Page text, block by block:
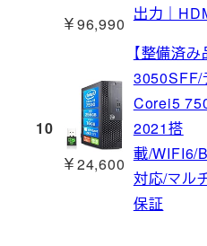
￥96,990
出力｜
10
￥24,600
【整備済
3050SFF/
Corei5
2021搭
載/WIFI6/
対応/マル
保証